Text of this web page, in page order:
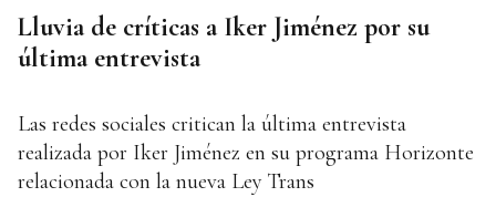
Lluvia de críticas a Iker Jiménez por su
última entrevista
Las redes sociales critican la última entrevista
realizada por Iker Jiménez en su programa Horizonte
relacionada con la nueva Ley Trans